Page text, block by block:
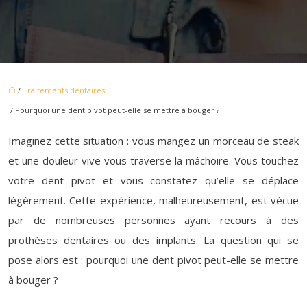
/ Traitements dentaires
/ Pourquoi une dent pivot peut-elle se mettre à bouger ?
Imaginez cette situation : vous mangez un morceau de steak
et une douleur vive vous traverse la mâchoire. Vous touchez
votre dent pivot et vous constatez qu’elle se déplace
légèrement. Cette expérience, malheureusement, est vécue
par de nombreuses personnes ayant recours à des
prothèses dentaires ou des implants. La question qui se
pose alors est : pourquoi une dent pivot peut-elle se mettre
à bouger ?